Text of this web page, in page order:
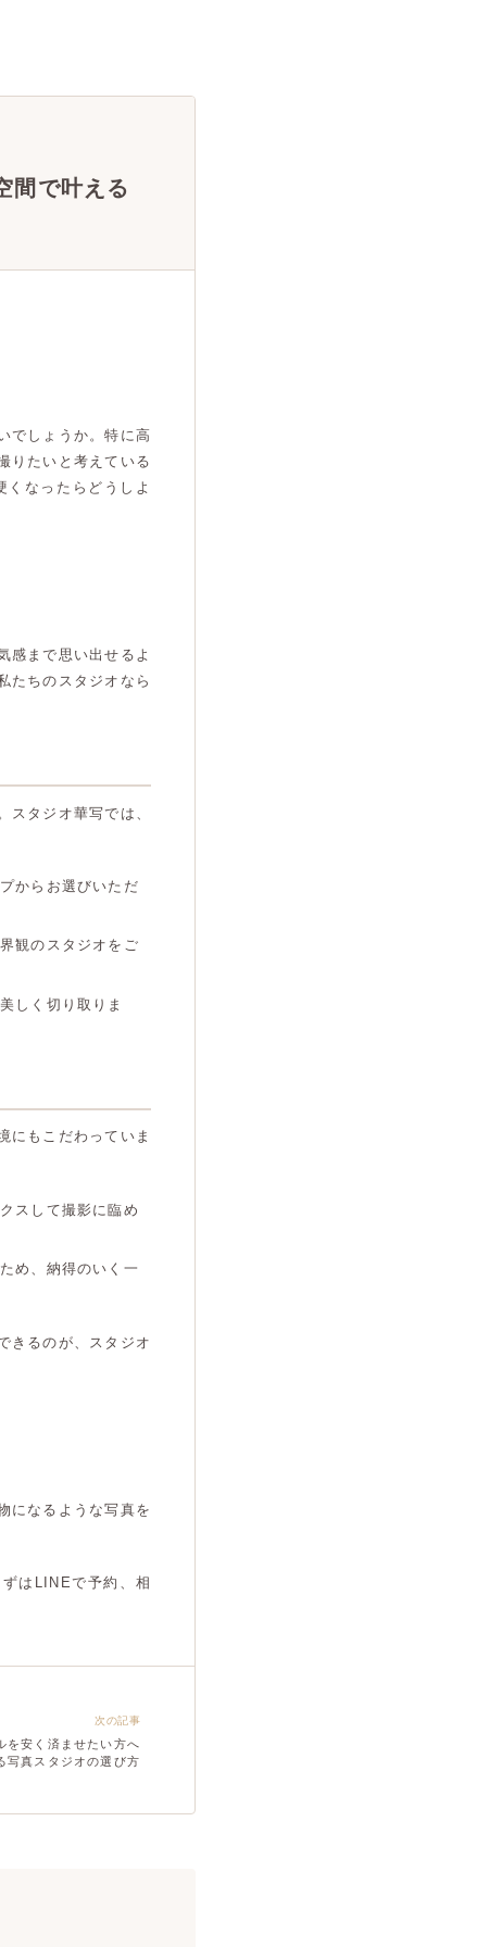
間で叶える
でしょうか。特に高
りたいと考えている
なったらどうしよ
感まで思い出せるよ
たちのスタジオなら
タジオ華写では、
からお選びいただ
観のスタジオをご
しく切り取りま
にもこだわっていま
スして撮影に臨め
め、納得のいく一
きるのが、スタジオ
になるような写真を
はLINEで予約、相
次の記事
を安く済ませたい方へ
写真スタジオの選び方